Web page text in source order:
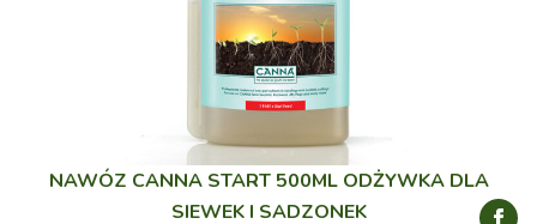
NAWÓZ CANNA START 500ML ODŻYWKA DLA
SIEWEK I SADZONEK